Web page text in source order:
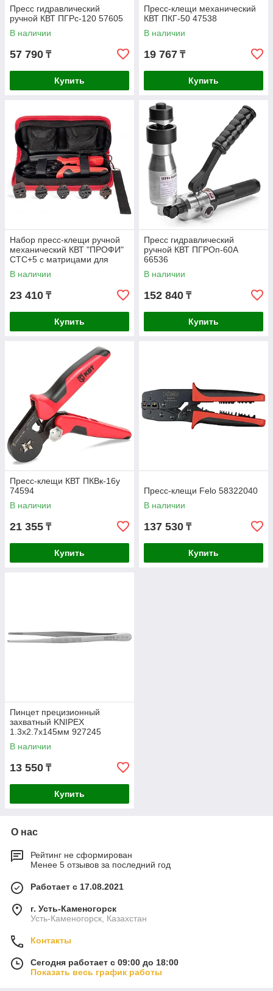
Пресс гидравлический
ручной КВТ ПГРc-120 57605
В наличии
57 790 ₸
Купить
Пресс-клещи механический
КВТ ПКГ-50 47538
В наличии
19 767 ₸
Купить
Набор пресс-клещи ручной
механический КВТ "ПРОФИ"
СТС+5 c матрицами для
опрессовки наконечников
86875
В наличии
23 410 ₸
Купить
Пресс гидравлический
ручной КВТ ПГРОп-60А
66536
В наличии
152 840 ₸
Купить
Пресс-клещи КВТ ПКВк-16у
74594
В наличии
21 355 ₸
Купить
Пресс-клещи Felo 58322040
В наличии
137 530 ₸
Купить
Пинцет прецизионный
захватный KNIPEX
1.3х2.7х145мм 927245
В наличии
13 550 ₸
Купить
О нас
Рейтинг не сформирован
Менее 5 отзывов за последний год
Работает с 17.08.2021
г. Усть-Каменогорск
Усть-Каменогорск, Казахстан
Контакты
Сегодня работает с 09:00 до 18:00
Показать весь график работы